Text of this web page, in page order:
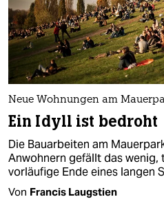
Neue Wohnungen am
Ein Idyll ist bedroht
Die Bauarbeiten am
Anwohnern gefällt das wenig,
vorläufige Ende eines langen
Von Francis Laugstien